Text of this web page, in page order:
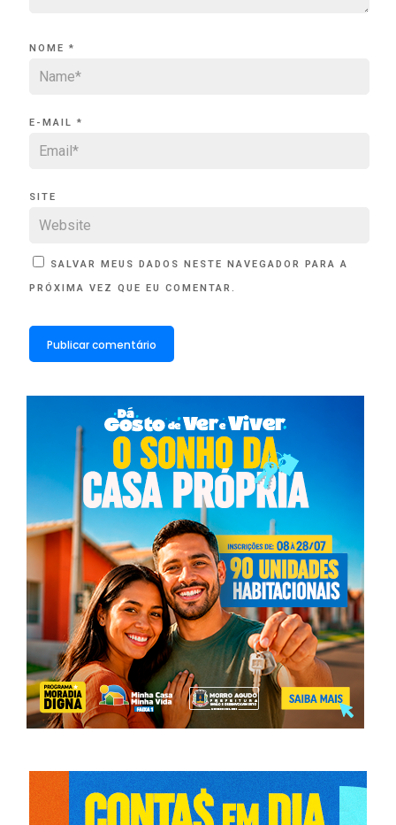
NOME *
E-MAIL *
SITE
SALVAR MEUS DADOS NESTE NAVEGADOR PARA A
PRÓXIMA VEZ QUE EU COMENTAR.